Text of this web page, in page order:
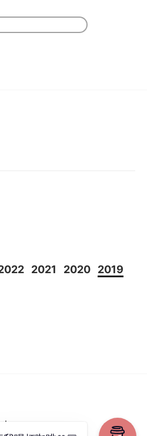
2021 2020
2019